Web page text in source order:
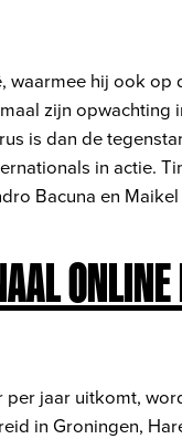
waarmee hij ook
zijn
is dan de
in actie.
Bacuna en
jaar uitkomt,
in Groningen,